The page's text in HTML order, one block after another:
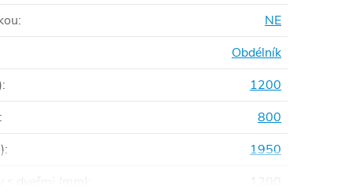
:
NE
Obdélník
:
1200
:
800
:
1950